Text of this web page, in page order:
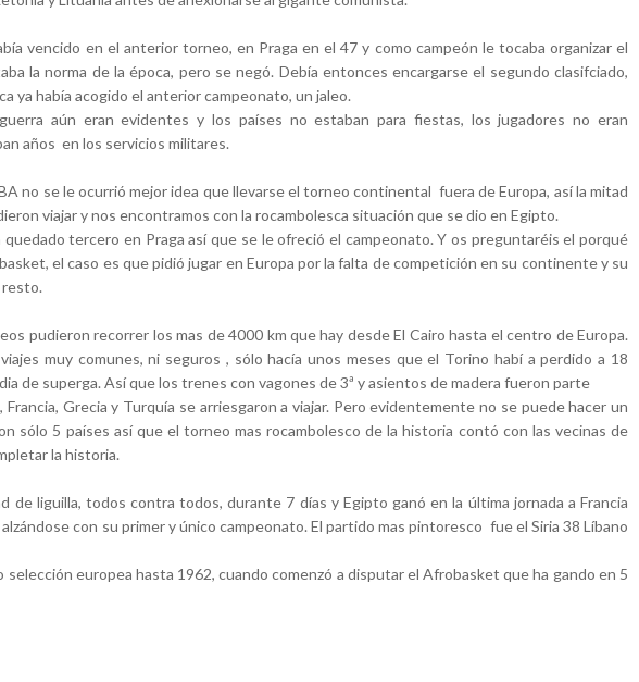
vencido en el anterior torneo, en Praga en el 47 y como campeón le tocaba organizar el
la norma de la época, pero se negó. Debía entonces encargarse el segundo clasifciado,
ya había acogido el anterior campeonato, un jaleo.
aún eran evidentes y los países no estaban para fiestas, los jugadores no eran
años en los servicios militares.
no se le ocurrió mejor idea que llevarse el torneo continental fuera de Europa, así la mitad
viajar y nos encontramos con la rocambolesca situación que se dio en Egipto.
quedado tercero en Praga así que se le ofreció el campeonato. Y os preguntaréis el porqué
el caso es que pidió jugar en Europa por la falta de competición en su continente y su
resto.
pudieron recorrer los mas de 4000 km que hay desde El Cairo hasta el centro de Europa.
muy comunes, ni seguros , sólo hacía unos meses que el Torino habí a perdido a 18
de superga. Así que los trenes con vagones de 3ª y asientos de madera fueron parte
Francia, Grecia y Turquía se arriesgaron a viajar. Pero evidentemente no se puede hacer un
sólo 5 países así que el torneo mas rocambolesco de la historia contó con las vecinas de
la historia.
de liguilla, todos contra todos, durante 7 días y Egipto ganó en la última jornada a Francia
con su primer y único campeonato. El partido mas pintoresco fue el Siria 38 Líbano
selección europea hasta 1962, cuando comenzó a disputar el Afrobasket que ha gando en 5